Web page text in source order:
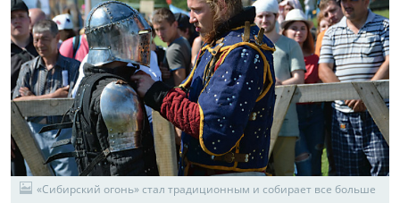
«Сибирский огонь» стал традиционным и собирает все больше